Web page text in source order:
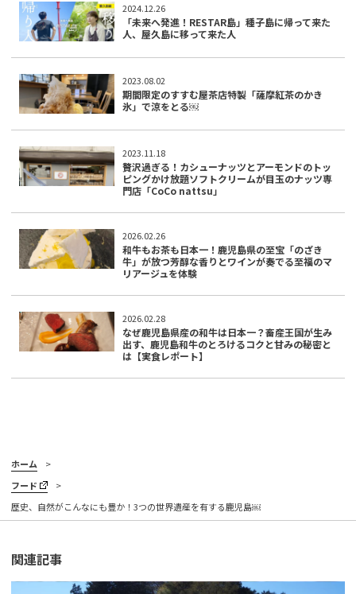
2024.12.26
「未来へ発進！RESTAR島」種子島に帰って来た
人、屋久島に移って来た人
2023.08.02
期間限定のすすむ屋茶店特製「薩摩紅茶のかき
氷」で涼をとる￼
2023.11.18
贅沢過ぎる！カシューナッツとアーモンドのトッ
ピングかけ放題ソフトクリームが目玉のナッツ専
門店「CoCo nattsu」
2026.02.26
和牛もお茶も日本一！鹿児島県の至宝「のざき
牛」が放つ芳醇な香りとワインが奏でる至福のマ
リアージュを体験
2026.02.28
なぜ鹿児島県産の和牛は日本一？畜産王国が生み
出す、鹿児島和牛のとろけるコクと甘みの秘密と
は【実食レポート】
ホーム
フード
歴史、自然がこんなにも豊か！3つの世界遺産を有する鹿児島￼
関連記事